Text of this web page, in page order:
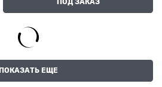
ПОД ЗАКАЗ
ПОКАЗАТЬ ЕЩЕ